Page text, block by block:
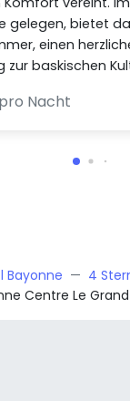
gelegen, bietet
einen
zur baskischen
pro Nacht
Bayonne
4
Centre Le